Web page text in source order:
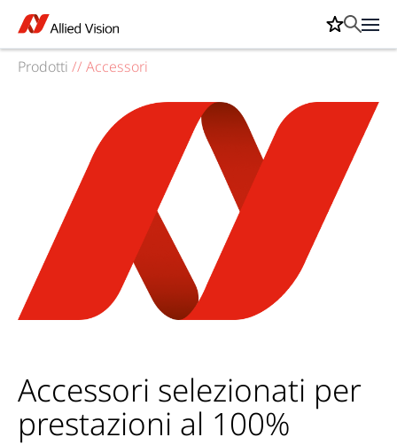
Prodotti // Accessori
Accessori selezionati per
prestazioni al 100%